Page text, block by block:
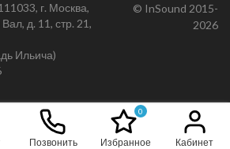
г. Москва,
д. 11, стр. 21,
Ильича)
© InSound 2015-
2026
Позвонить Избранное
0
Кабинет